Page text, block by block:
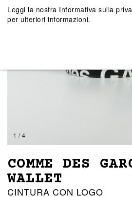
1 / 4
COMME DES
WALLET
CINTURA CON LOGO
Leggi la nostra Informativa sulla
per ulteriori informazioni.